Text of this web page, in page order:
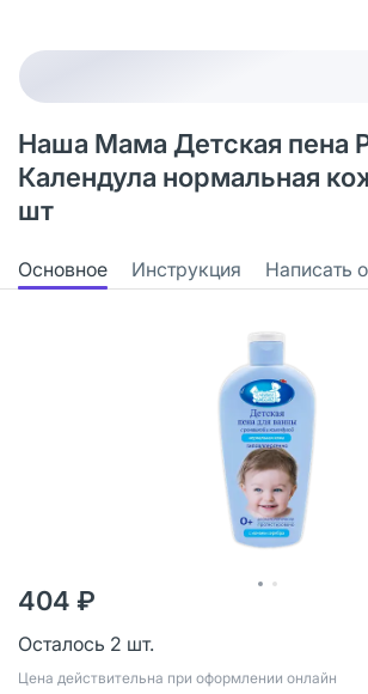
Наша Мама Детская пена
Календула нормальная
шт
Основное Инструкция Написать
404 ₽
Осталось 2 шт.
Цена действительна при оформлении онлайн